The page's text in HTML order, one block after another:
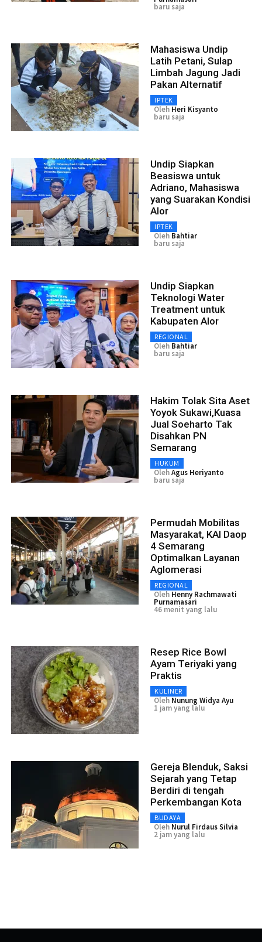
baru saja
Mahasiswa Undip
Latih Petani, Sulap
Limbah Jagung Jadi
Pakan Alternatif
IPTEK
Oleh Heri Kisyanto
baru saja
Undip Siapkan
Beasiswa untuk
Adriano, Mahasiswa
yang Suarakan Kondisi
Alor
IPTEK
Oleh Bahtiar
baru saja
Undip Siapkan
Teknologi Water
Treatment untuk
Kabupaten Alor
REGIONAL
Oleh Bahtiar
baru saja
Hakim Tolak Sita Aset
Yoyok Sukawi,Kuasa
Jual Soeharto Tak
Disahkan PN
Semarang
HUKUM
OlehAgus Heriyanto
baru saja
Permudah Mobilitas
Masyarakat, KAI Daop
4 Semarang
Optimalkan Layanan
Aglomerasi
REGIONAL
Oleh Henny Rachmawati
Purnamasari
46 menit yang lalu
Resep Rice Bowl
Ayam Teriyaki yang
Praktis
KULINER
Oleh Nunung Widya Ayu
1 jam yang lalu
Gereja Blenduk, Saksi
Sejarah yang Tetap
Berdiri di tengah
Perkembangan Kota
BUDAYA
Oleh Nurul Firdaus Silvia
2 jam yang lalu